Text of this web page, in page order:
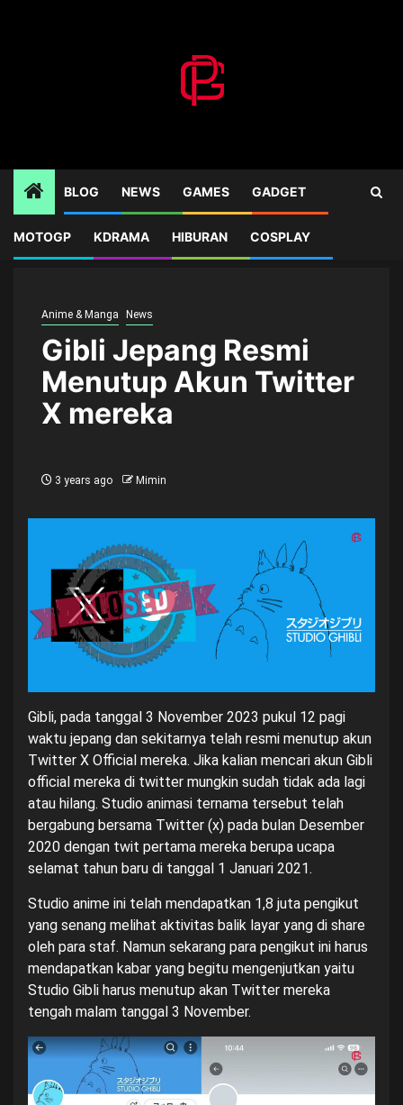
BLOG NEWS GAMES GADGET
MOTOGP KDRAMA HIBURAN COSPLAY
Home News Gibli Jepang Resmi Menutup Akun Twitter X mereka
Anime & Manga News
Gibli Jepang Resmi
Menutup Akun Twitter
X mereka
3 years ago Mimin
Gibli, pada tanggal 3 November 2023 pukul 12 pagi
waktu jepang dan sekitarnya telah resmi menutup akun
Twitter X Official mereka. Jika kalian mencari akun Gibli
official mereka di twitter mungkin sudah tidak ada lagi
atau hilang. Studio animasi ternama tersebut telah
bergabung bersama Twitter (x) pada bulan Desember
2020 dengan twit pertama mereka berupa ucapa
selamat tahun baru di tanggal 1 Januari 2021.
Studio anime ini telah mendapatkan 1,8 juta pengikut
yang senang melihat aktivitas balik layar yang di share
oleh para staf. Namun sekarang para pengikut ini harus
mendapatkan kabar yang begitu mengenjutkan yaitu
Studio Gibli harus menutup akan Twitter mereka
tengah malam tanggal 3 November.